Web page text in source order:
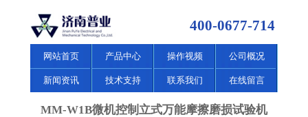
400-0677-714
网站首页 产品中心 操作视频 公司概况
新闻资讯 技术支持 联系我们 在线留言
MM-W1B微机控制立式万能摩擦磨损试验机